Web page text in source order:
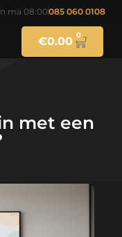
ma 08:00085 060 0108
€0.00 0
met een